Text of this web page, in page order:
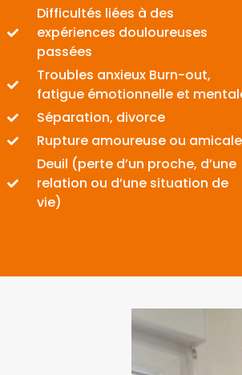
Difficultés liées à des
expériences douloureuses
passées
Troubles anxieux Burn-out,
fatigue émotionnelle et
Séparation, divorce
Rupture amoureuse ou amicale
Deuil (perte d’un proche, d’une
relation ou d’une situation de
vie)